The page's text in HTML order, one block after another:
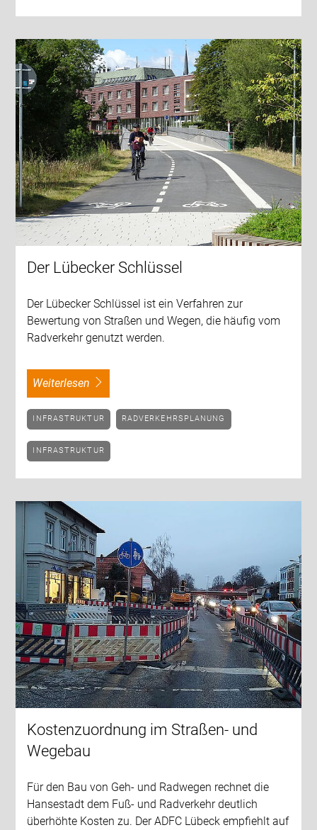
Der Lübecker Schlüssel
Der Lübecker Schlüssel ist ein Verfahren zur
Bewertung von Straßen und Wegen, die häufig vom
Radverkehr genutzt werden.
weiterlesen
INFRASTRUKTUR RADVERKEHRSPLANUNG
INFRASTRUKTUR
Kostenzuordnung im Straßen- und
Wegebau
Für den Bau von Geh- und Radwegen rechnet die
Hansestadt dem Fuß- und Radverkehr deutlich
überhöhte Kosten zu. Der ADFC Lübeck empfiehlt auf